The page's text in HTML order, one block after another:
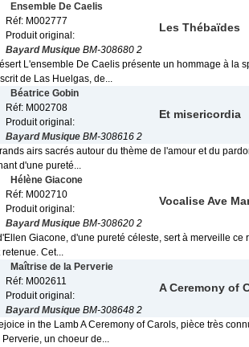
Ensemble De Caelis
Réf: M002777
Produit original:
Bayard Musique BM-308680 2
Les Thébaïdes
L'ensemble De Caelis présente un hommage à la
de Las Huelgas, de...
Béatrice Gobin
Réf: M002708
Produit original:
Bayard Musique BM-308616 2
Et misericordia
airs sacrés autour du thème de l'amour et du
d'une pureté...
Hélène Giacone
Réf: M002710
Produit original:
Bayard Musique BM-308620 2
Vocalise Ave
Giacone, d'une pureté céleste, sert à merveille ce
Cet...
Maîtrise de la Perverie
Réf: M002611
Produit original:
Bayard Musique BM-308648 2
A Ceremony of
in the Lamb A Ceremony of Carols, pièce très
Perverie, un choeur de...